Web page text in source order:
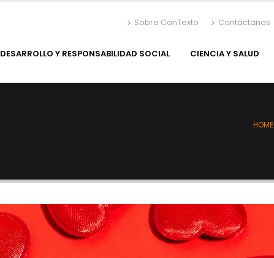
Sobre ConTexto Contáctanos
DESARROLLO Y RESPONSABILIDAD SOCIAL CIENCIA Y SALUD
HOME